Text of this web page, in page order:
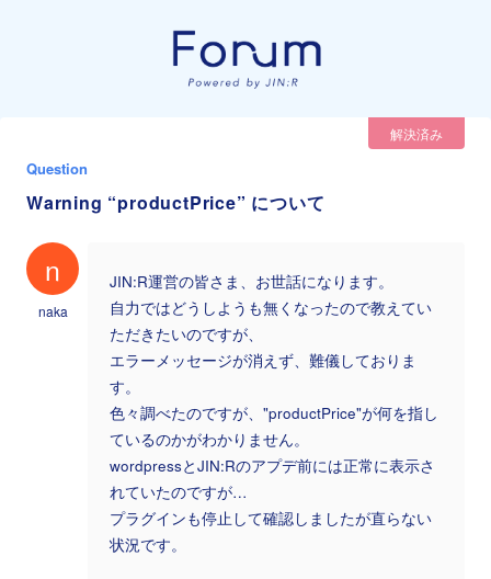
解決済み
Question
Warning “productPrice” について
n
naka
JIN:R運営の皆さま、お世話になります。
自力ではどうしようも無くなったので教えてい
ただきたいのですが、
エラーメッセージが消えず、難儀しておりま
す。
色々調べたのですが、"productPrice"が何を指し
ているのかがわかりません。
wordpressとJIN:Rのアプデ前には正常に表示さ
れていたのですが…
プラグインも停止して確認しましたが直らない
状況です。